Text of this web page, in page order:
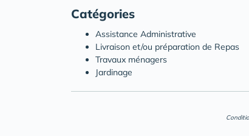
Catégories
Assistance Administrative
Livraison et/ou préparation de Repas
Travaux ménagers
Jardinage